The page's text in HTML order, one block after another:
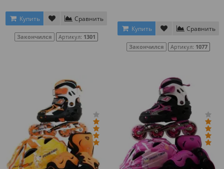
Купить Сравнить
Закончился Артикул: 1301
Купить Сравнить
Закончился Артикул: 1077